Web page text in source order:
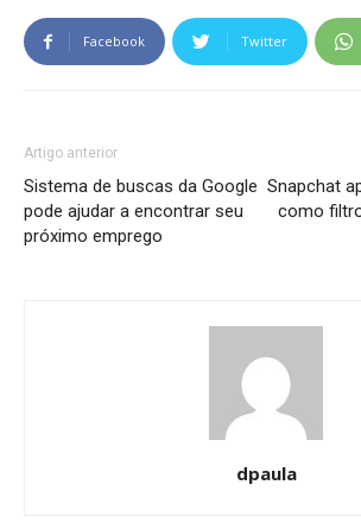
Facebook Twitter
Artigo anterior
Sistema de buscas da Google
pode ajudar a encontrar seu
próximo emprego
Snapchat
como
dpaula